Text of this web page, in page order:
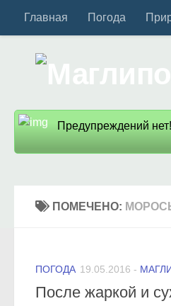
Перейти к содержимому
Главная Погода
Предупреждений нет!
ПОМЕЧЕНО:
ПОГОДА 19.05.2016 -
После жаркой и